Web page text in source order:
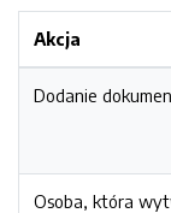
Akcja
Dodanie
Osoba, która